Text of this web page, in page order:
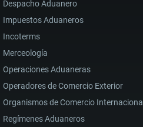
Despacho Aduanero
Impuestos Aduaneros
Incoterms
Merceología
Operaciones Aduaneras
Operadores de Comercio Exterior
Organismos de Comercio Internacional
Regímenes Aduaneros